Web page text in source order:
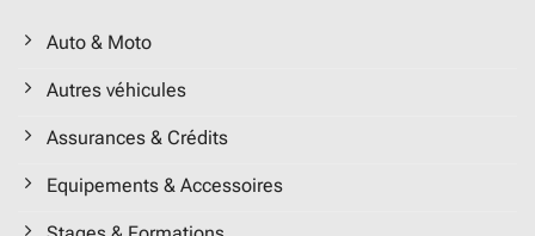
Auto & Moto
Autres véhicules
Assurances & Crédits
Equipements & Accessoires